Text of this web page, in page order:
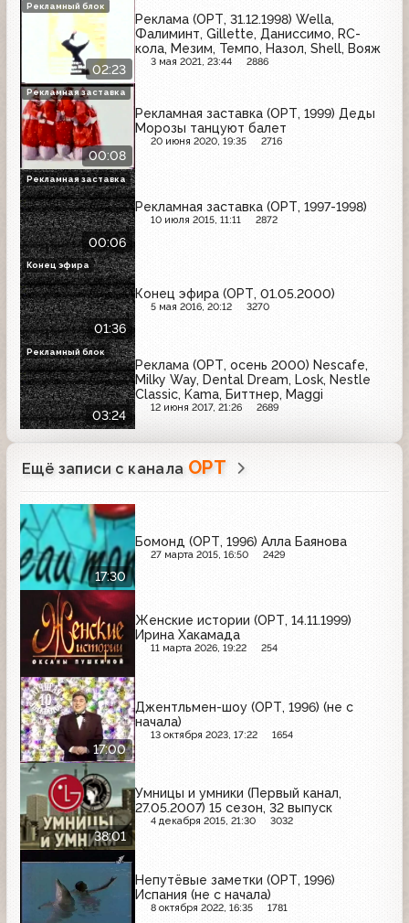
02:23
Реклама (ОРТ, 31.12.1998) Wella,
Фалиминт, Gillette, Даниссимо, RC-
кола, Мезим, Темпо, Назол, Shell, Вояж
3 мая 2021, 23:44 2886
Рекламный блок
00:08
Рекламная заставка (ОРТ, 1999) Деды
Морозы танцуют балет
20 июня 2020, 19:35 2716
Рекламная заставка
00:06
Рекламная заставка (ОРТ, 1997-1998)
10 июля 2015, 11:11 2872
Рекламная заставка
01:36
Конец эфира (ОРТ, 01.05.2000)
5 мая 2016, 20:12 3270
Конец эфира
03:24
Реклама (ОРТ, осень 2000) Nescafe,
Milky Way, Dental Dream, Losk, Nestle
Classic, Kama, Биттнер, Maggi
12 июня 2017, 21:26 2689
Рекламный блок
Ещё записи с канала ОРТ
17:30
Бомонд (ОРТ, 1996) Алла Баянова
27 марта 2015, 16:50 2429
Женские истории (ОРТ, 14.11.1999)
Ирина Хакамада
11 марта 2026, 19:22 254
17:00
Джентльмен-шоу (ОРТ, 1996) (не с
начала)
13 октября 2023, 17:22 1654
38:01
Умницы и умники (Первый канал,
27.05.2007) 15 сезон, 32 выпуск
4 декабря 2015, 21:30 3032
Непутёвые заметки (ОРТ, 1996)
Испания (не с начала)
8 октября 2022, 16:35 1781